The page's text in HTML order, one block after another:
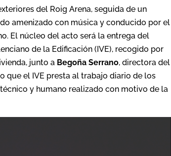
del Roig Arena, seguida de un
amenizado con música y conducido por el
El núcleo del acto será la entrega del
de la Edificación (IVE), recogido por
junto a Begoña Serrano, directora del
que el IVE presta al trabajo diario de los
y humano realizado con motivo de la